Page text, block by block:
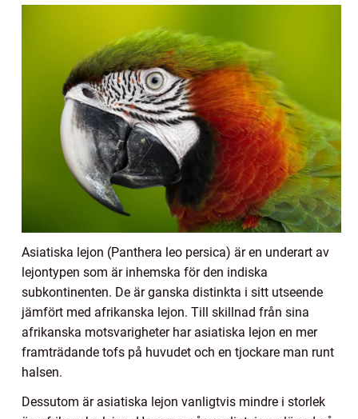
Asiatiska lejon (Panthera leo persica) är en underart av
lejontypen som är inhemska för den indiska
subkontinenten. De är ganska distinkta i sitt utseende
jämfört med afrikanska lejon. Till skillnad från sina
afrikanska motsvarigheter har asiatiska lejon en mer
framträdande tofs på huvudet och en tjockare man runt
halsen.
Dessutom är asiatiska lejon vanligtvis mindre i storlek